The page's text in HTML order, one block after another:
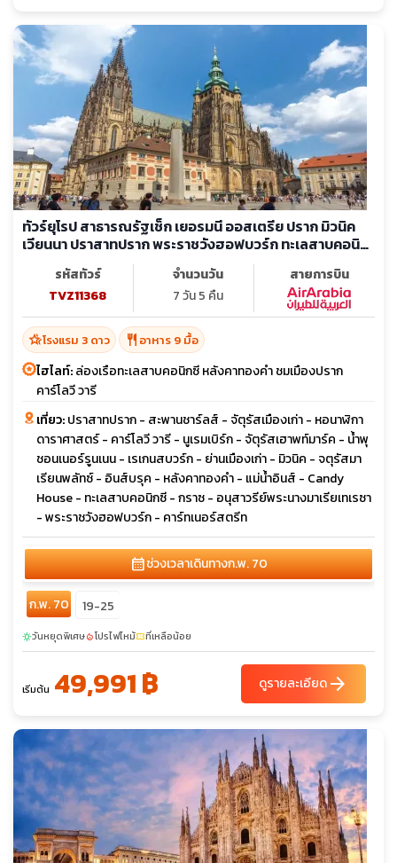
ทัวร์ยุโรป สาธารณรัฐเช็ก เยอรมนี ออสเตรีย ปราก มิวนิค
เวียนนา ปราสาทปราก พระราชวังฮอฟบวร์ก ทะเลสาบคอนิก
รหัสทัวร์
TVZ11368
จำนวนวัน
7 วัน 5 คืน
สายการบิน
hotel_classโรงแรม 3 ดาว restaurant อาหาร 9 มื้อ
ไฮไลท์:ล่องเรือทะเลสาบคอนิกซี หลังคาทองคำ ชมเมืองปราก
คาร์โลวี วารี
เที่ยว:ปราสาทปราก - สะพานชาร์ลส์ - จัตุรัสเมืองเก่า - หอนาฬิกา
ดาราศาสตร์ - คาร์โลวี วารี - นูเรมเบิร์ก - จัตุรัสเฮาพท์มาร์ค - น้ำพุ
ชอนเนอร์รูนเนน - เรเกนสบวร์ก - ย่านเมืองเก่า - มิวนิค - จตุรัสมา
เรียนพลัทซ์ - อินส์บรุค - หลังคาทองคำ - แม่น้ำอินส์ - Candy
House - ทะเลสาบคอนิกซี - กราซ - อนุสาวรีย์พระนางมาเรียเทเรซา
- พระราชวังฮอฟบวร์ก - คาร์ทเนอร์สตรีท
calendar_monthช่วงเวลาเดินทางก.พ. 70
ก.พ. 70 19-25
sunnyวันหยุดพิเศษlocal_fire_departmentโปรไฟไหม้confirmation_numberที่เหลือน้อย
เริ่มต้น 49,991 ฿ ดูรายละเอียดarrow_forward